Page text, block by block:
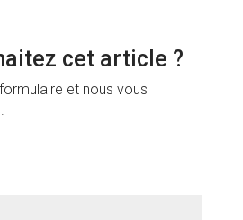
cet article ?
et nous vous